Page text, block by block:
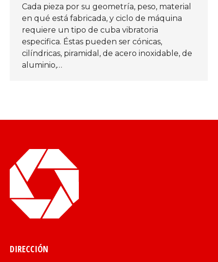
Cada pieza por su geometría, peso, material
en qué está fabricada, y ciclo de máquina
requiere un tipo de cuba vibratoria
especifica. Éstas pueden ser cónicas,
cilíndricas, piramidal, de acero inoxidable, de
aluminio,…
DIRECCIÓN